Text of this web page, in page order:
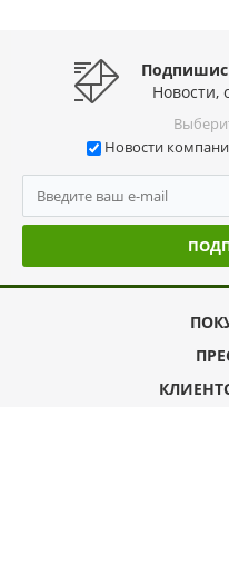
Новости,
Новости